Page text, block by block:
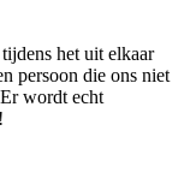
het uit elkaar
persoon die ons niet
wordt echt